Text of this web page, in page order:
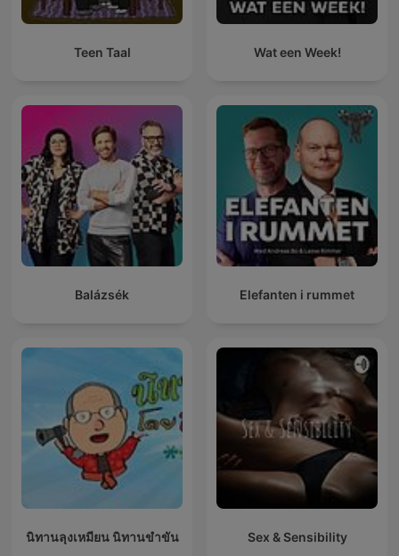
Teen Taal Wat een Week!
Balázsék Elefanten i rummet
นิทานลุงเหมียน นิทานขำขัน Sex & Sensibility